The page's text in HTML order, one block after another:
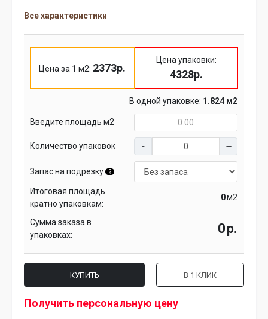
Все характеристики
Цена за 1 м2: 2373р.
Цена упаковки:
4328р.
В одной упаковке: 1.824 м2
Введите площадь м2
Количество упаковок
Запас на подрезку ?
Итоговая площадь
кратно упаковкам:
м2
Сумма заказа в
упаковках:
р.
КУПИТЬ В 1 КЛИК
Получить персональную цену